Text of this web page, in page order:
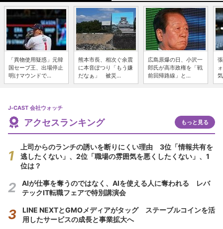
「異物使用疑惑」元韓
国セーブ王、出場停止
明けマウンドで...
熊本市長、相次ぐ余震
に本音ぽつり「もう嫌
だなぁ」 被災...
広島原爆の日、小沢一
郎氏が高市政権を「戦
前回帰路線」と...
J-CAST 会社ウォッチ
アクセスランキング もっと見る
上司からのランチの誘いを断りにくい理由 3位「情報共有を
逃したくない」、2位「職場の雰囲気を悪くしたくない」、1
位は？
AIが仕事を奪うのではなく、AIを使える人に奪われる レバ
テックIT転職フェアで特別講演会
LINE NEXTとGMOメディアがタッグ ステーブルコインを活
用したサービスの成長と事業拡大へ